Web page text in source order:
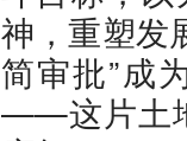
神，重塑发
简审批”成
——这片土